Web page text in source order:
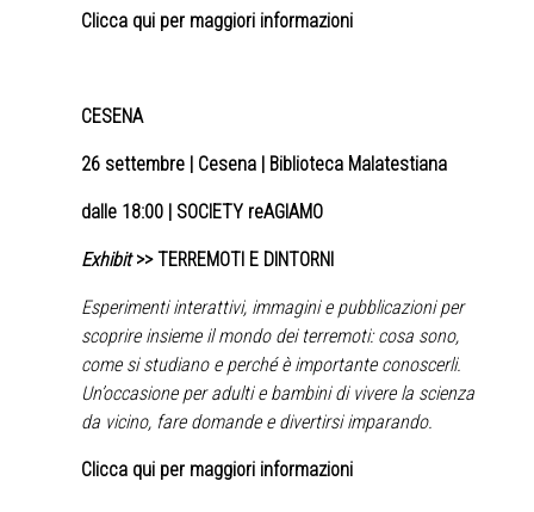
Clicca qui per maggiori informazioni
CESENA
26 settembre | Cesena | Biblioteca Malatestiana
dalle 18:00 | SOCIETY reAGIAMO
Exhibit>> TERREMOTI E DINTORNI
Esperimenti interattivi, immagini e pubblicazioni per
scoprire insieme il mondo dei terremoti: cosa sono,
come si studiano e perché è importante conoscerli.
Un’occasione per adulti e bambini di vivere la scienza
da vicino, fare domande e divertirsi imparando.
Clicca qui per maggiori informazioni